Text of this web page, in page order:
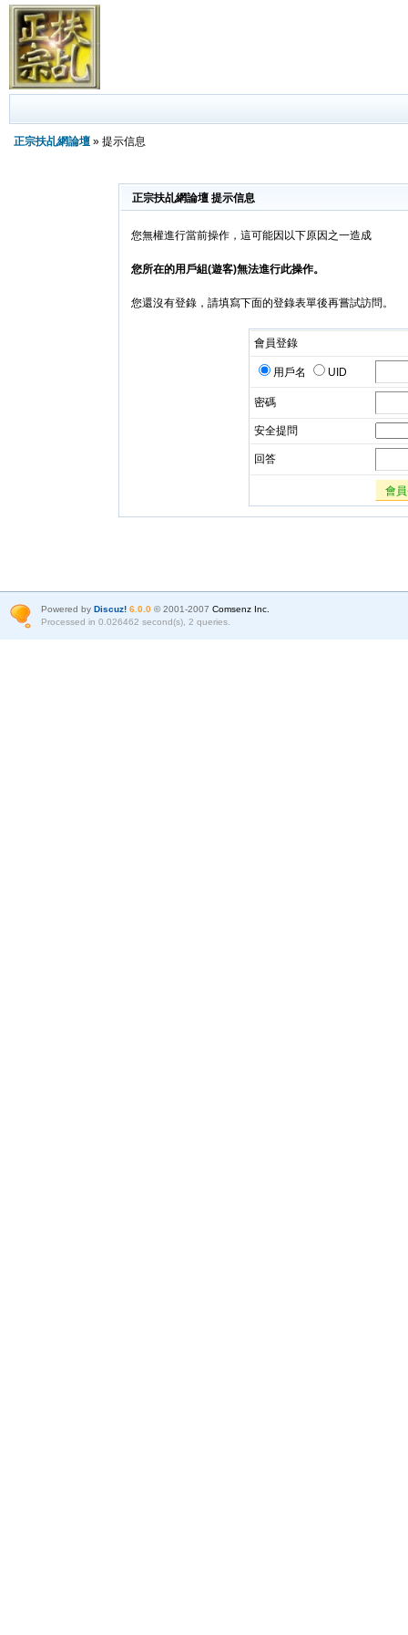
正宗扶乩網論壇» 提示信息
正宗扶乩網論壇 提示信息
您無權進行當前操作，這可能因以下原因之一造成
您所在的用戶組(遊客)無法進行此操作。
您還沒有登錄，請填寫下面的登錄表單後再嘗試訪問。
會員登錄
用戶名 UID
密碼
安全提問
回答
會
Powered by Discuz! 6.0.0© 2001-2007 Comsenz Inc.
Processed in 0.026462 second(s), 2 queries.